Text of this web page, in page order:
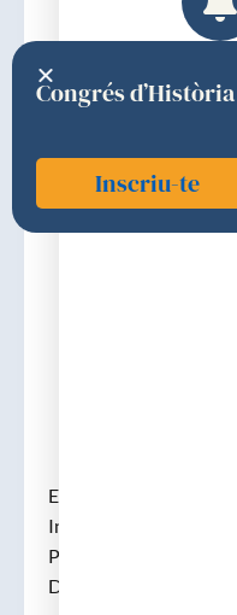
Elecció: 6 de desembre
Ingrés: 30 de maig de
PARTO Y AL
DE LOS TIEMPOS»
Congrés d’Història
Inscriu-te